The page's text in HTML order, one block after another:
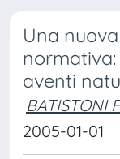
Una
aventi
BATISTONI
2005-01-01